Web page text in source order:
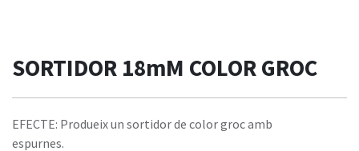
SORTIDOR 18mM COLOR GROC
EFECTE: Produeix un sortidor de color groc amb
espurnes.